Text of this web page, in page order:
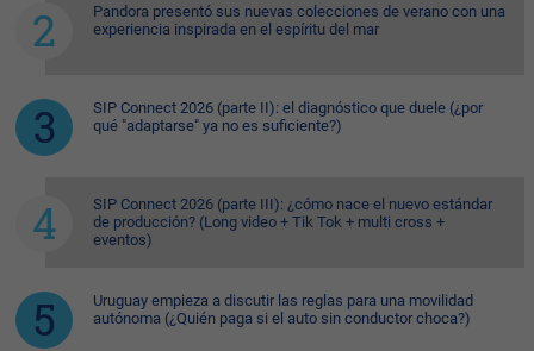
Pandora presentó sus nuevas colecciones de verano con una
experiencia inspirada en el espíritu del mar
SIP Connect 2026 (parte II): el diagnóstico que duele (¿por
qué "adaptarse" ya no es suficiente?)
SIP Connect 2026 (parte III): ¿cómo nace el nuevo estándar
de producción? (Long video + Tik Tok + multi cross +
eventos)
Uruguay empieza a discutir las reglas para una movilidad
autónoma (¿Quién paga si el auto sin conductor choca?)